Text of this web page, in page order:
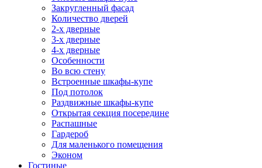
Закругленный фасад
Количество дверей
2-х дверные
3-х дверные
4-х дверные
Особенности
Во всю стену
Встроенные шкафы-купе
Под потолок
Раздвижные шкафы-купе
Открытая секция посередине
Распашные
Гардероб
Для маленького помещения
Эконом
Гостиные